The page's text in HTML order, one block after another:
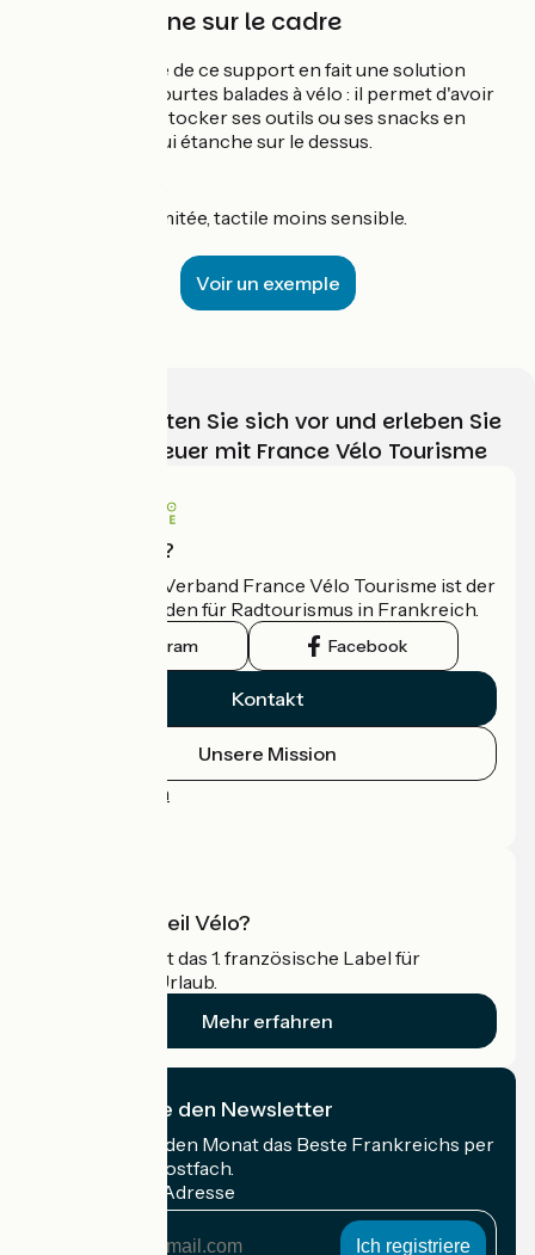
Le smartphone sur le cadre
L'aspect pratique de ce support en fait une solution
idéale pour les courtes balades à vélo : il permet d'avoir
un espace pour stocker ses outils ou ses snacks en
proposant un étui étanche sur le dessus.
étanchéité limitée, tactile moins sensible.
Voir un exemple
Wählen, bereiten Sie sich vor und erleben Sie
Ihr Radabenteuer mit France Vélo Tourisme
Wer sind wir?
Der nationale Verband France Vélo Tourisme ist der
offizielle Leitfaden für Radtourismus in Frankreich.
Instagram Facebook
Kontakt
Unsere Mission
Pressebereich
Was ist Accueil Vélo?
Accueil Vélo ist das 1. französische Label für
Radfahrer im Urlaub.
Mehr erfahren
Ich abonniere den Newsletter
Erhalten Sie jeden Monat das Beste Frankreichs per
Rad in Ihrem Postfach.
Meine E-Mail-Adresse